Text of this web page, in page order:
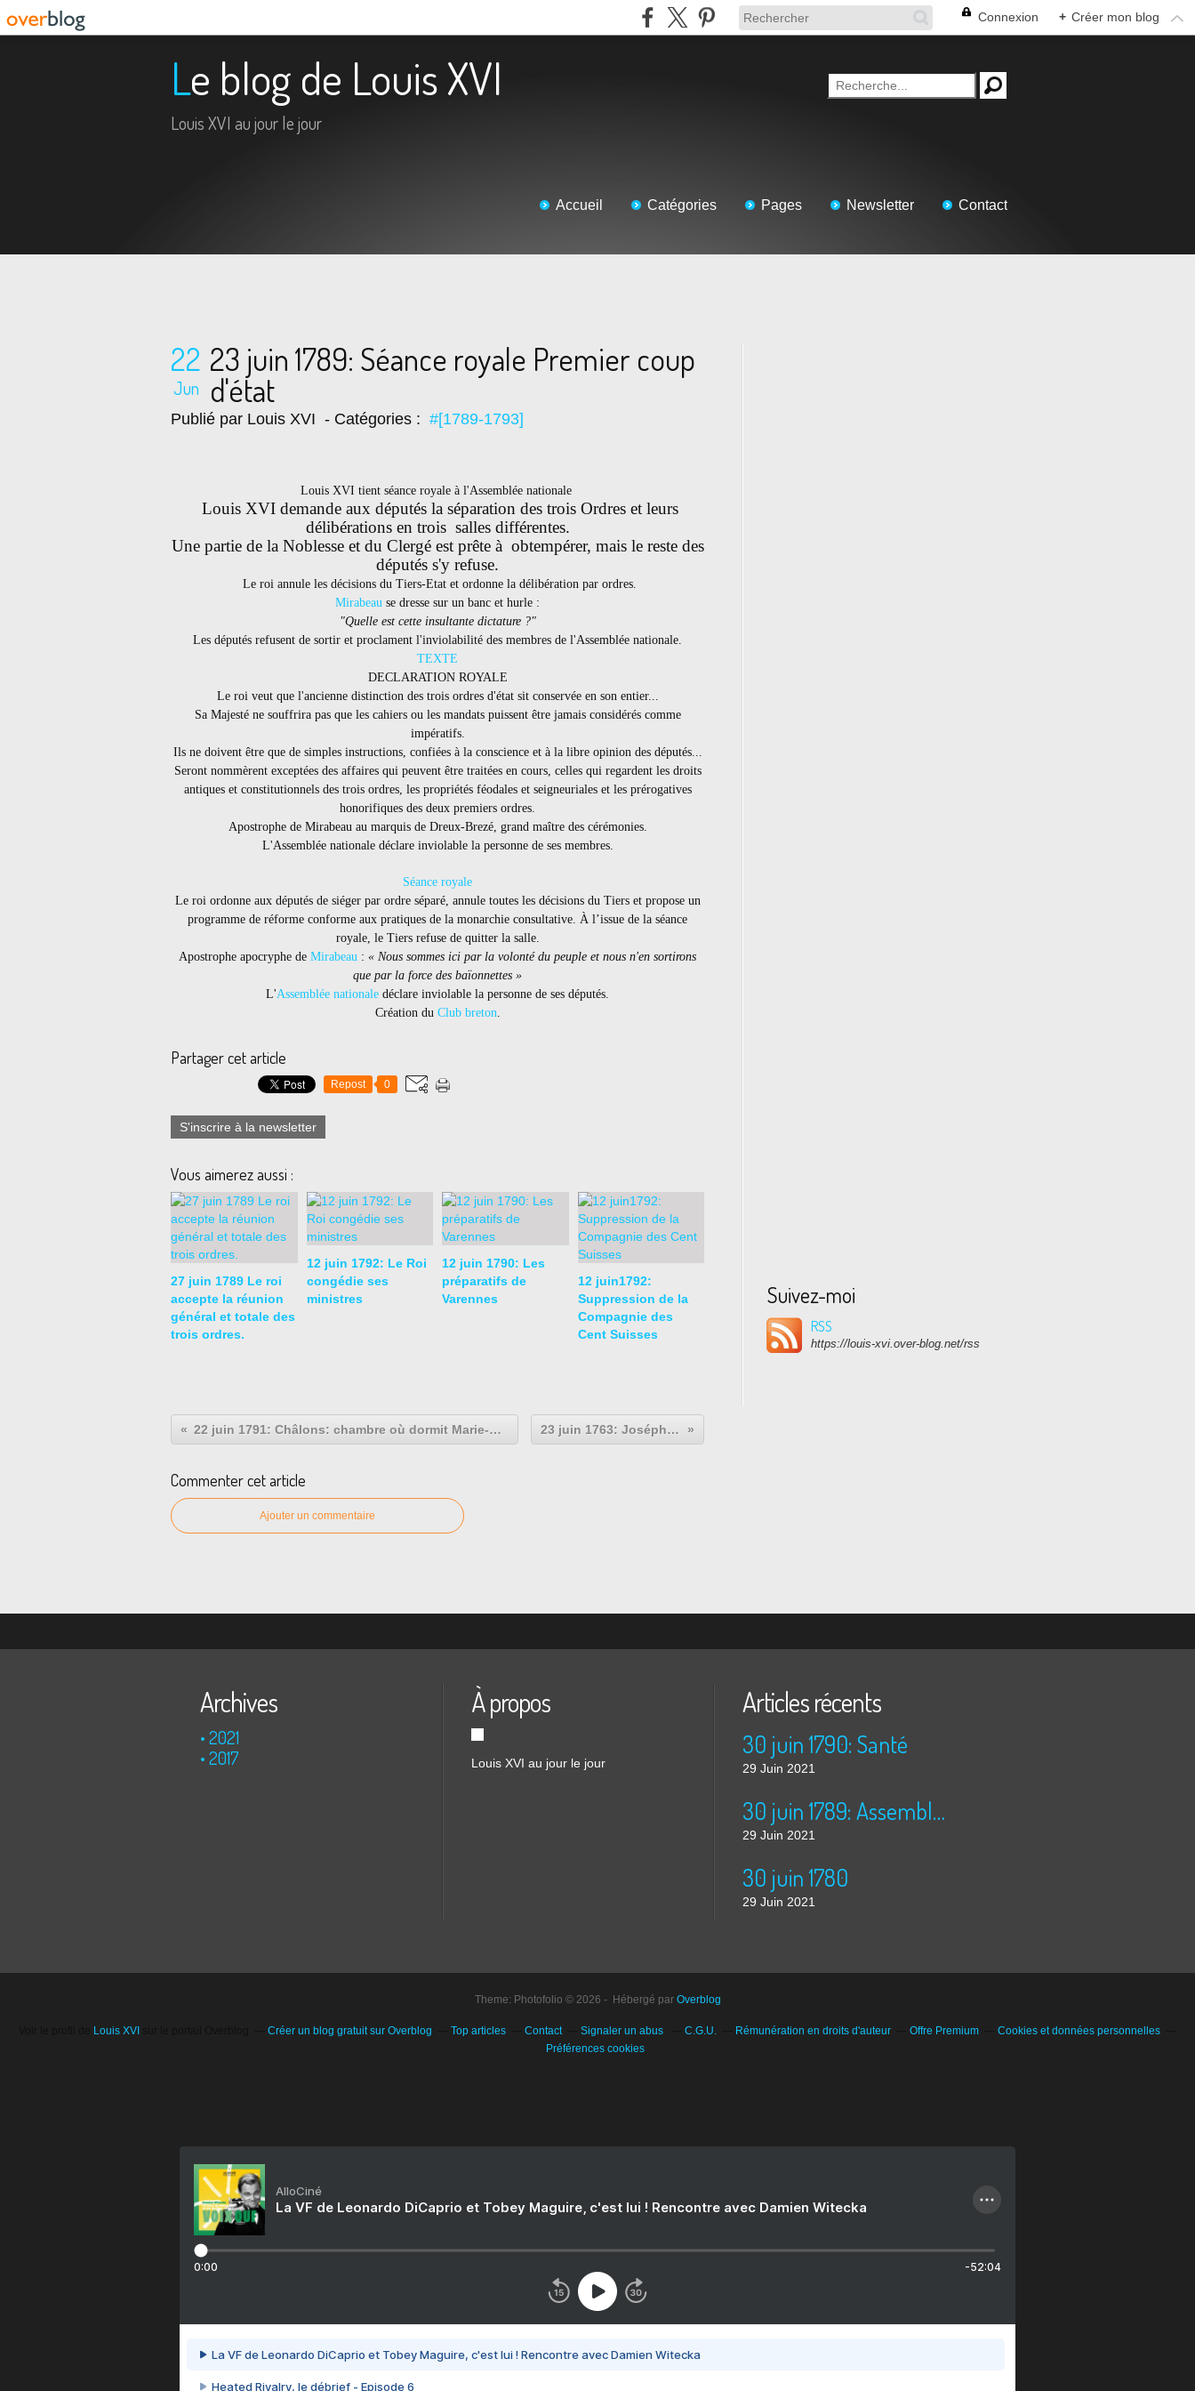
Connexion + Créer mon blog
Le blog de Louis XVI
Louis XVI au jour le jour
Accueil Catégories Pages Newsletter Contact
22
Jun
23 juin 1789: Séance royale Premier coup
d'état
Publié par Louis XVI - Catégories : #[1789-1793]
Louis XVI tient séance royale à l'Assemblée nationale
Louis XVI demande aux députés la séparation des trois Ordres et leurs
délibérations en trois salles différentes.
Une partie de la Noblesse et du Clergé est prête à obtempérer, mais le reste des
députés s'y refuse.
Le roi annule les décisions du Tiers-Etat et ordonne la délibération par ordres.
Mirabeau se dresse sur un banc et hurle :
"Quelle est cette insultante dictature ?"
Les députés refusent de sortir et proclament l'inviolabilité des membres de l'Assemblée nationale.
TEXTE
DECLARATION ROYALE
Le roi veut que l'ancienne distinction des trois ordres d'état sit conservée en son entier...
Sa Majesté ne souffrira pas que les cahiers ou les mandats puissent être jamais considérés comme
impératifs.
Ils ne doivent être que de simples instructions, confiées à la conscience et à la libre opinion des députés...
Seront nommèrent exceptées des affaires qui peuvent être traitées en cours, celles qui regardent les droits
antiques et constitutionnels des trois ordres, les propriétés féodales et seigneuriales et les prérogatives
honorifiques des deux premiers ordres.
Apostrophe de Mirabeau au marquis de Dreux-Brezé, grand maître des cérémonies.
L'Assemblée nationale déclare inviolable la personne de ses membres.
Séance royale
Le roi ordonne aux députés de siéger par ordre séparé, annule toutes les décisions du Tiers et propose un
programme de réforme conforme aux pratiques de la monarchie consultative. À l’issue de la séance
royale, le Tiers refuse de quitter la salle.
Apostrophe apocryphe de Mirabeau : « Nous sommes ici par la volonté du peuple et nous n'en sortirons
que par la force des baïonnettes »
L'Assemblée nationale déclare inviolable la personne de ses députés.
Création du Club breton.
Partager cet article
Repost 0
S'inscrire à la newsletter
Vous aimerez aussi :
27 juin 1789 Le roi
accepte la réunion
général et totale des
trois ordres.
12 juin 1792: Le Roi
congédie ses
ministres
12 juin 1790: Les
préparatifs de
Varennes
12 juin1792:
Suppression de la
Compagnie des
Cent Suisses
22 juin 1791: Châlons: chambre où dormit Marie-Antoinette dans sa fuite avec Louis XVI 23 juin 1763: Joséphine de Beauharnais
Commenter cet article
Ajouter un commentaire
Suivez-moi
RSS
https://louis-xvi.over-blog.net/rss
Archives
2021
2017
À propos
Louis XVI au jour le jour
Articles récents
30 juin 1790: Santé
29 Juin 2021
30 juin 1789: Assemblée Nationale
29 Juin 2021
30 juin 1780
29 Juin 2021
Theme: Photofolio © 2026 - Hébergé par Overblog
Louis XVI Créer un blog gratuit sur Overblog Top articles Contact Signaler un abus C.G.U. Rémunération en droits d'auteur Offre Premium
Cookies et données personnelles
Préférences cookies
AlloCiné
La VF de Leonardo DiCaprio et Tobey Maguire, c'est lui ! Rencontre avec Damien Witecka
0:00 -52:04
La VF de Leonardo DiCaprio et Tobey Maguire, c'est lui ! Rencontre avec Damien Witecka
Heated Rivalry, le débrief - Episode 6